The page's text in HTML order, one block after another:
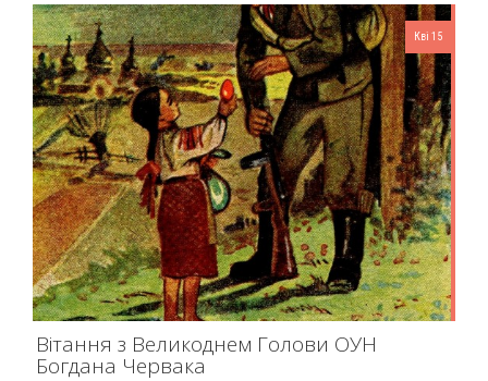
Кві 15
Вітання з Великоднем Голови ОУН
Богдана Червака